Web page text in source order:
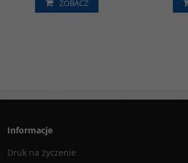
ZOBACZ
Informacje
Druk na życzenie